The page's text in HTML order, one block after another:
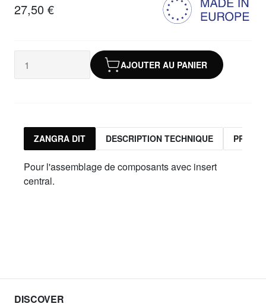
27,50 €
AJOUTER AU PANIER
ZANGRA DIT DESCRIPTION TECHNIQUE
Pour l'assemblage de composants avec insert
central.
DISCOVER